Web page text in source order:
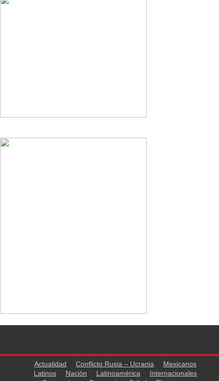
Actualidad Conflicto Rusia – Ucrania
Mexicanos
Latinos
Nación Latinoamérica
Internacionales